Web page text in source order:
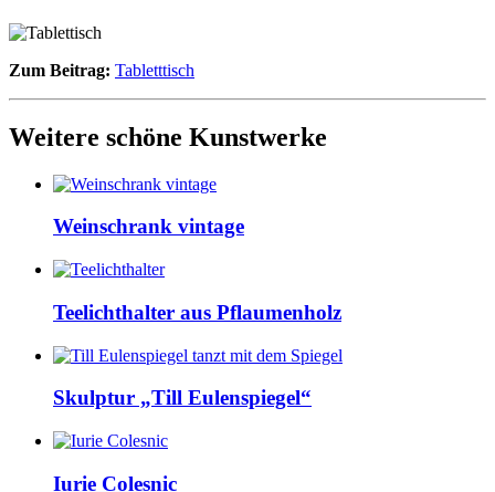
Zum Beitrag: Tabletttisch
Weitere schöne Kunstwerke
Weinschrank vintage
Teelichthalter aus Pflaumenholz
Skulptur „Till Eulenspiegel“
Iurie Colesnic